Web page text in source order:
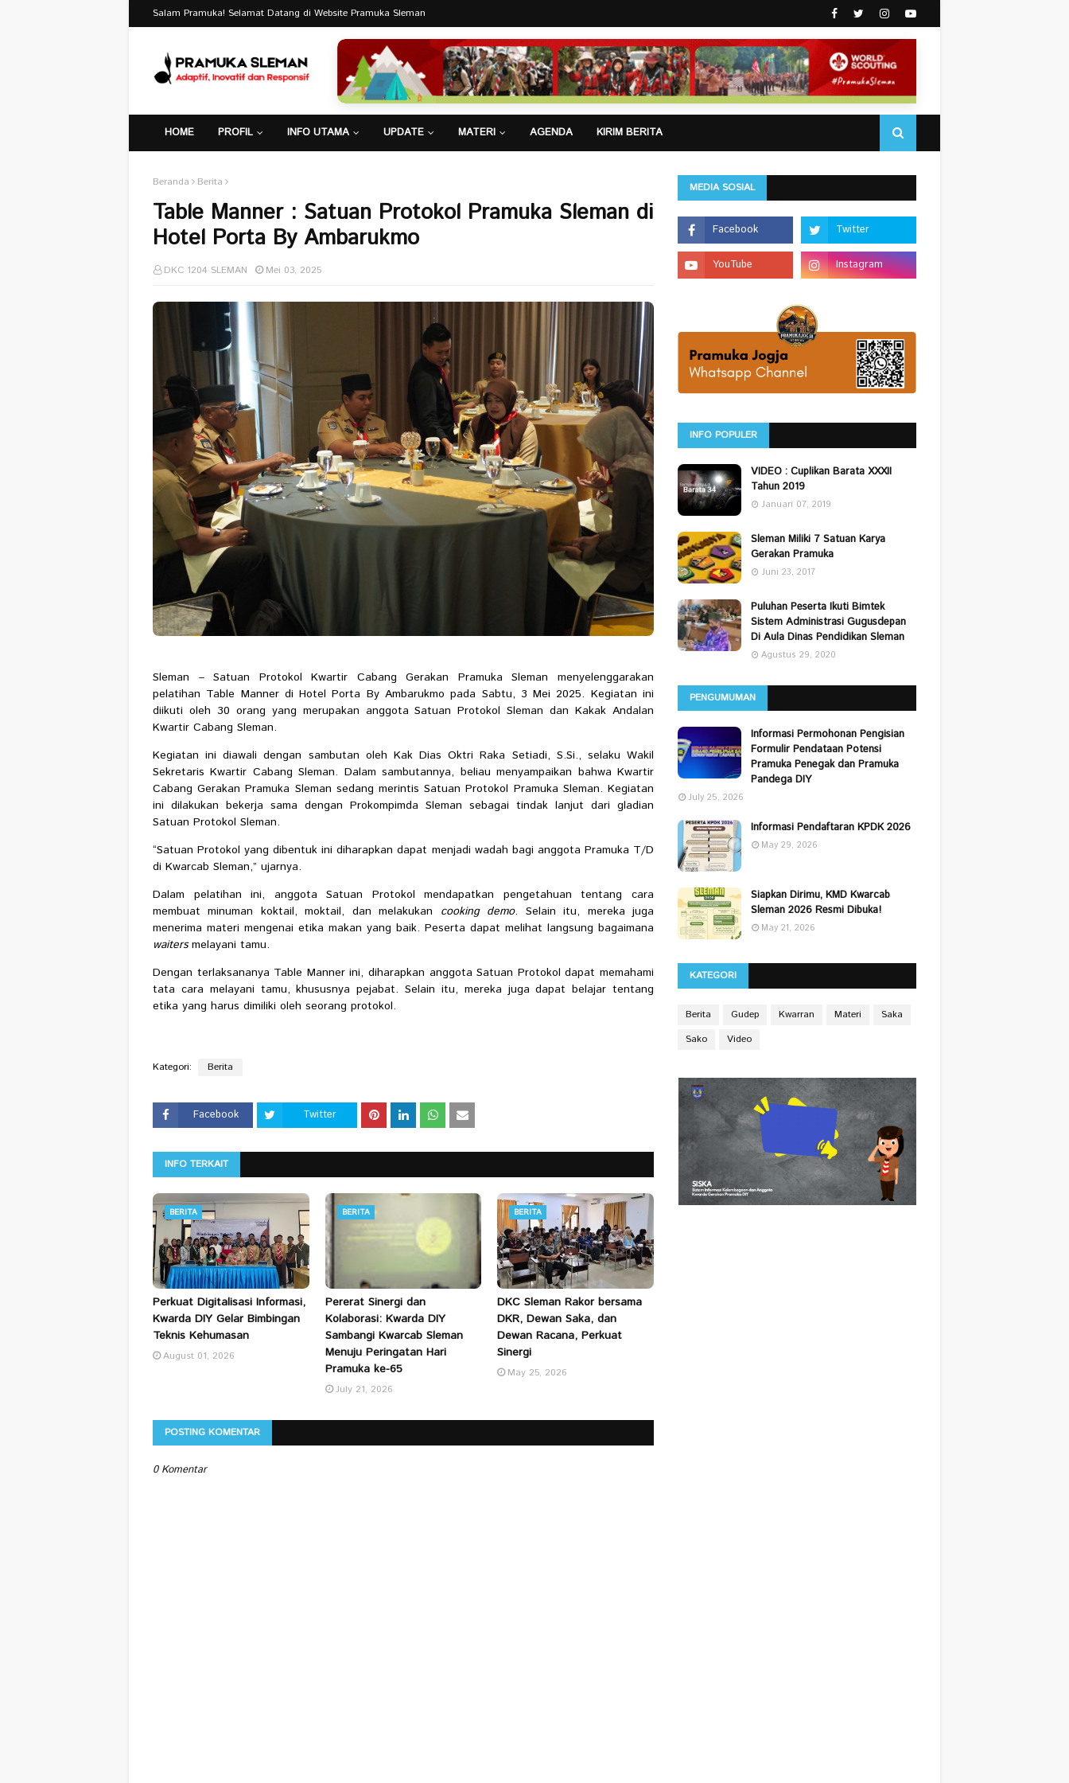
Salam Pramuka! Selamat Datang di Website Pramuka Sleman
HOME PROFIL INFO UTAMA UPDATE MATERI AGENDA KIRIM BERITA
Beranda Berita
Table Manner : Satuan Protokol Pramuka Sleman di
Hotel Porta By Ambarukmo
DKC 1204 SLEMAN Mei 03, 2025
Sleman – Satuan Protokol Kwartir Cabang Gerakan Pramuka Sleman menyelenggarakan
pelatihan Table Manner di Hotel Porta By Ambarukmo pada Sabtu, 3 Mei 2025. Kegiatan ini
diikuti oleh 30 orang yang merupakan anggota Satuan Protokol Sleman dan Kakak Andalan
Kwartir Cabang Sleman.
Kegiatan ini diawali dengan sambutan oleh Kak Dias Oktri Raka Setiadi, S.Si., selaku Wakil
Sekretaris Kwartir Cabang Sleman. Dalam sambutannya, beliau menyampaikan bahwa Kwartir
Cabang Gerakan Pramuka Sleman sedang merintis Satuan Protokol Pramuka Sleman. Kegiatan
ini dilakukan bekerja sama dengan Prokompimda Sleman sebagai tindak lanjut dari gladian
Satuan Protokol Sleman.
“Satuan Protokol yang dibentuk ini diharapkan dapat menjadi wadah bagi anggota Pramuka T/D
di Kwarcab Sleman,” ujarnya.
Dalam pelatihan ini, anggota Satuan Protokol mendapatkan pengetahuan tentang cara
membuat minuman koktail, moktail, dan melakukan cooking demo. Selain itu, mereka juga
menerima materi mengenai etika makan yang baik. Peserta dapat melihat langsung bagaimana
waitersmelayani tamu.
Dengan terlaksananya Table Manner ini, diharapkan anggota Satuan Protokol dapat memahami
tata cara melayani tamu, khususnya pejabat. Selain itu, mereka juga dapat belajar tentang
etika yang harus dimiliki oleh seorang protokol.
Kategori: Berita
Facebook Twitter
INFO TERKAIT
BERITA
Perkuat Digitalisasi Informasi,
Kwarda DIY Gelar Bimbingan
Teknis Kehumasan
August 01, 2026
BERITA
Pererat Sinergi dan
Kolaborasi: Kwarda DIY
Sambangi Kwarcab Sleman
Menuju Peringatan Hari
Pramuka ke-65
July 21, 2026
BERITA
DKC Sleman Rakor bersama
DKR, Dewan Saka, dan
Dewan Racana, Perkuat
Sinergi
May 25, 2026
POSTING KOMENTAR
0 Komentar
MEDIA SOSIAL
INFO POPULER
VIDEO : Cuplikan Barata XXXII
Tahun 2019
Januari 07, 2019
Sleman Miliki 7 Satuan Karya
Gerakan Pramuka
Juni 23, 2017
Puluhan Peserta Ikuti Bimtek
Sistem Administrasi Gugusdepan
Di Aula Dinas Pendidikan Sleman
Agustus 29, 2020
PENGUMUMAN
Informasi Permohonan Pengisian
Formulir Pendataan Potensi
Pramuka Penegak dan Pramuka
Pandega DIY
July 25, 2026
Informasi Pendaftaran KPDK 2026
May 29, 2026
Siapkan Dirimu, KMD Kwarcab
Sleman 2026 Resmi Dibuka!
May 21, 2026
KATEGORI
Berita Gudep Kwarran Materi
Saka
Sako
Video